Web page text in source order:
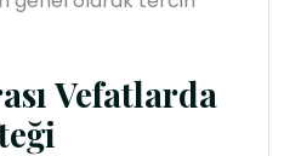
Vefatlarda